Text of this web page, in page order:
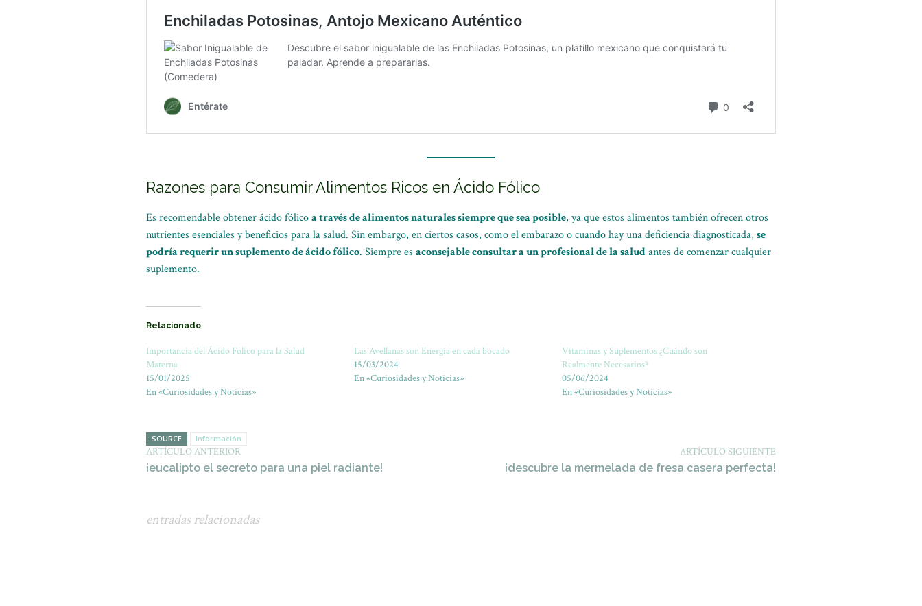
Razones para Consumir Alimentos Ricos en Ácido Fólico
Es recomendable obtener ácido fólicoa través de alimentos naturales siempre que sea posible, ya que estos alimentos también ofrecen otros
nutrientes esenciales y beneficios para la salud. Sin embargo, en ciertos casos, como el embarazo o cuando hay una deficiencia diagnosticada, se
podría requerir un suplemento de ácido fólico. Siempre es aconsejable consultar a un profesional de la saludantes de comenzar cualquier
suplemento.
Relacionado
Importancia del Ácido Fólico para la Salud
Materna
15/01/2025
En «Curiosidades y Noticias»
Las Avellanas son Energía en cada bocado
15/03/2024
En «Curiosidades y Noticias»
Vitaminas y Suplementos ¿Cuándo son
Realmente Necesarios?
05/06/2024
En «Curiosidades y Noticias»
SOURCE Información
ARTÍCULO ANTERIOR
¡eucalipto el secreto para una piel radiante!
ARTÍCULO SIGUIENTE
¡descubre la mermelada de fresa casera perfecta!
entradas relacionadas